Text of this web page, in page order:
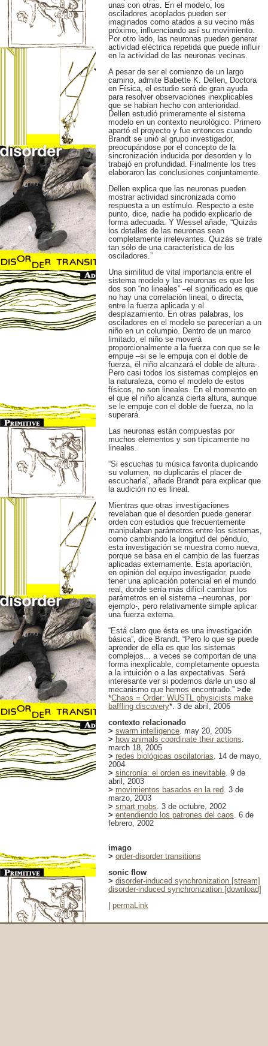
unas con otras. En el modelo, los
osciladores acoplados pueden ser
imaginados como atados a su vecino más
próximo, influenciando así su movimiento.
Por otro lado, las neuronas pueden generar
actividad eléctrica repetida que puede influir
en la actividad de las neuronas vecinas.
A pesar de ser el comienzo de un largo
camino, admite Babette K. Dellen, Doctora
en Física, el estudio será de gran ayuda
para resolver observaciones inexplicables
que se habían hecho con anterioridad.
Dellen estudió primeramente el sistema
modelo en un contexto neurológico. Primero
apartó el proyecto y fue entonces cuando
Brandt se unió al grupo investigador,
preocupándose por el concepto de la
sincronización inducida por desorden y lo
trabajó en profundidad. Finalmente los tres
elaboraron las conclusiones conjuntamente.
Dellen explica que las neuronas pueden
mostrar actividad sincronizada como
respuesta a un estímulo. Respecto a este
punto, dice, nadie ha podido explicarlo de
forma adecuada. Y Wessel añade, “Quizás
los detalles de las neuronas sean
completamente irrelevantes. Quizás se trate
tan sólo de una característica de los
osciladores.”
Una similitud de vital importancia entre el
sistema modelo y las neuronas es que los
dos son “no lineales” –el significado es que
no hay una correlación lineal, o directa,
entre la fuerza aplicada y el
desplazamiento. En otras palabras, los
osciladores en el modelo se parecerían a un
niño en un columpio. Dentro de un marco
limitado, el niño se moverá
proporcionalmente a la fuerza con que se le
empuje –si se le empuja con el doble de
fuerza, él niño alcanzará el doble de altura-.
Pero casi todos los sistemas complejos en
la naturaleza, como el modelo de estos
físicos, no son lineales. En el momento en
el que el niño alcanza cierta altura, aunque
se le empuje con el doble de fuerza, no la
superará.
Las neuronas están compuestas por
muchos elementos y son típicamente no
lineales.
“Si escuchas tu música favorita duplicando
su volumen, no duplicarás el placer de
escucharla”, añade Brandt para explicar que
la audición no es lineal.
Mientras que otras investigaciones
revelaban que el desorden puede generar
orden con estudios que frecuentemente
manipulaban parámetros entre los sistemas,
como cambiando la longitud del péndulo,
esta investigación se muestra como nueva,
porque se basa en el cambio de las fuerzas
aplicadas externamente. Ésta aportación,
en opinión del equipo investigador, puede
tener una aplicación potencial en el mundo
real, donde sería más difícil cambiar los
parámetros en el sistema –neuronas, por
ejemplo-, pero relativamente simple aplicar
una fuerza externa.
“Está claro que ésta es una investigación
básica”, dice Brandt. “Pero lo que se puede
aprender de ella es que los sistemas
complejos... a veces se comportan de una
forma inexplicable, completamente opuesta
a la intuición o a las expectativas. Será
interesante ver si podemos darle un uso al
mecanismo que hemos encontrado.” >de
*Chaos = Order: WUSTL physicists make
baffling discovery*. 3 de abril, 2006
contexto relacionado
> swarm intelligence. may 20, 2005
> how animals coordinate their actions.
march 18, 2005
> redes biológicas oscilatorias. 14 de mayo,
2004
> sincronía: el orden es inevitable. 9 de
abril, 2003
> movimientos basados en la red. 3 de
marzo, 2003
> smart mobs. 3 de octubre, 2002
> entendiendo los patrones del caos. 6 de
febrero, 2002
imago
> order-disorder transitions
sonic flow
> disorder-induced synchronization [stream]
disorder-induced synchronization [download]
permaLink